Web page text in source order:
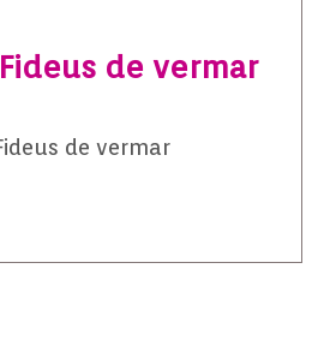
de vermar
de vermar